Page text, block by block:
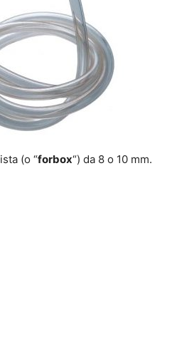
(o “forbox“) da 8 o 10 mm.